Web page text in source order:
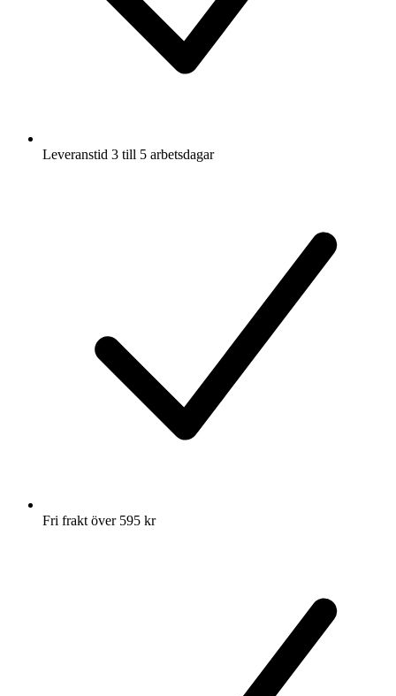
Leveranstid 3 till 5 arbetsdagar
Fri frakt över 595 kr